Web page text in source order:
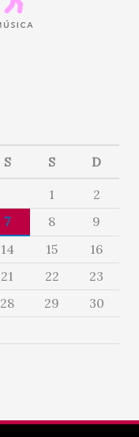
S S D
1
2
7 8
9
14 15
16
21 22
23
28 29
30